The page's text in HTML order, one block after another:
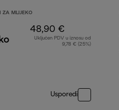
ZA MLIJEKO
48,90 €
Uključen PDV u iznosu od
9,78 € (25%)
Usporedi